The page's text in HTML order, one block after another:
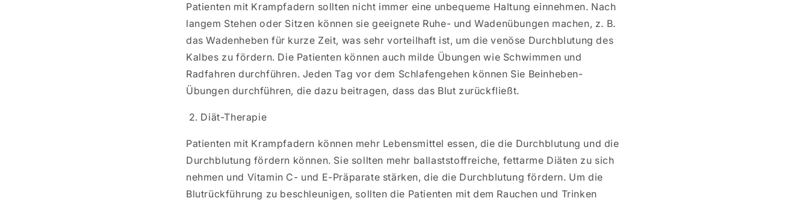
Patienten mit Krampfadern sollten nicht immer eine unbequeme Haltung einnehmen. Nach
langem Stehen oder Sitzen können sie geeignete Ruhe- und Wadenübungen machen, z. B.
das Wadenheben für kurze Zeit, was sehr vorteilhaft ist, um die venöse Durchblutung des
Kalbes zu fördern. Die Patienten können auch milde Übungen wie Schwimmen und
Radfahren durchführen. Jeden Tag vor dem Schlafengehen können Sie Beinheben-
Übungen durchführen, die dazu beitragen, dass das Blut zurückfließt.
2. Diät-Therapie
Patienten mit Krampfadern können mehr Lebensmittel essen, die die Durchblutung und die
Durchblutung fördern können. Sie sollten mehr ballaststoffreiche, fettarme Diäten zu sich
nehmen und Vitamin C- und E-Präparate stärken, die die Durchblutung fördern. Um die
Blutrückführung zu beschleunigen, sollten die Patienten mit dem Rauchen und Trinken